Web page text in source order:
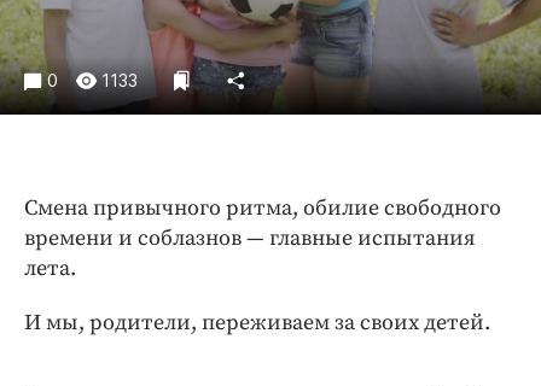
Праздники
Происшествия
Спорт
Блоги
Интересное чтиво
0 1133
Смена привычного ритма, обилие свободного
времени и соблазнов — главные испытания
лета.
И мы, родители, переживаем за своих детей.